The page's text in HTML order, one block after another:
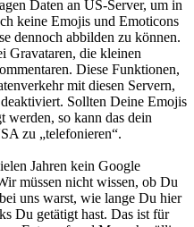
Daten an US-Server, um in
keine Emojis und Emoticons
dennoch abbilden zu können.
Gravataren, die kleinen
Diese Funktionen,
mit diesen Servern,
Sollten Deine Emojis
werden, so kann das dein
zu „telefonieren“.
Jahren kein Google
müssen nicht wissen, ob Du
uns warst, wie lange Du hier
Du getätigt hast. Das ist für